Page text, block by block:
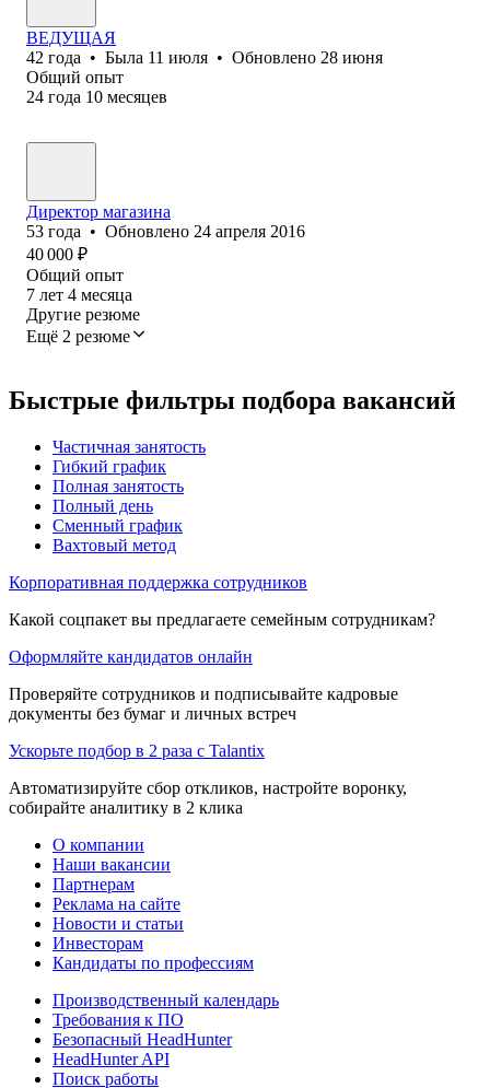
ВЕДУЩАЯ
42 года • Была 11 июля • Обновлено 28 июня
Общий опыт
24 года 10 месяцев
Директор магазина
53 года • Обновлено 24 апреля 2016
40 000 ₽
Общий опыт
7 лет 4 месяца
Другие резюме
Ещё 2 резюме
Быстрые фильтры подбора вакансий
Частичная занятость
Гибкий график
Полная занятость
Полный день
Сменный график
Вахтовый метод
Корпоративная поддержка сотрудников
Какой соцпакет вы предлагаете семейным сотрудникам?
Оформляйте кандидатов онлайн
Проверяйте сотрудников и подписывайте кадровые
документы без бумаг и личных встреч
Ускорьте подбор в 2 раза с Talantix
Автоматизируйте сбор откликов, настройте воронку,
собирайте аналитику в 2 клика
О компании
Наши вакансии
Партнерам
Реклама на сайте
Новости и статьи
Инвесторам
Кандидаты по профессиям
Производственный календарь
Требования к ПО
Безопасный HeadHunter
HeadHunter API
Поиск работы